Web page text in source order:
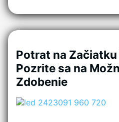
Potrat na
Pozrite sa na
Zdobenie